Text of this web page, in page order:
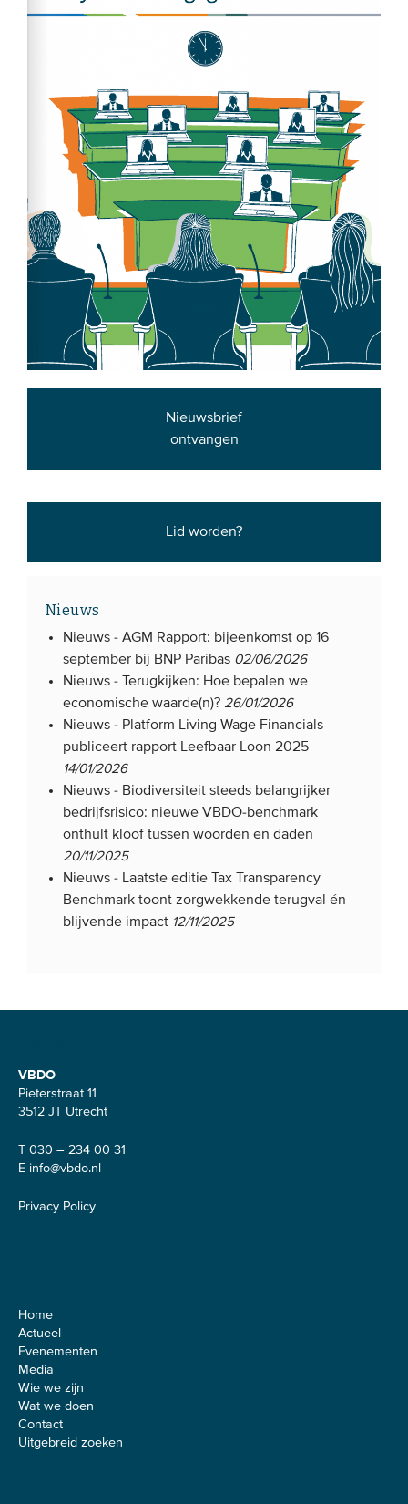
Nieuwsbrief
ontvangen
Lid worden?
Nieuws
Nieuws -AGM Rapport: bijeenkomst op 16
september bij BNP Paribas 02/06/2026
Nieuws -
Terugkijken: Hoe bepalen we
economische waarde(n)? 26/01/2026
Nieuws - Platform Living Wage Financials
publiceert rapport Leefbaar Loon 2025
14/01/2026
Nieuws - Biodiversiteit steeds belangrijker
bedrijfsrisico: nieuwe VBDO-benchmark
onthult kloof tussen woorden en daden
20/11/2025
Nieuws - Laatste editie Tax Transparency
Benchmark toont zorgwekkende terugval én
blijvende impact 12/11/2025
VBDO
Pieterstraat 11
3512 JT Utrecht
T 030 – 234 00 31
E info@vbdo.nl
Privacy Policy
Home
Actueel
Evenementen
Media
Wie we zijn
Wat we doen
Contact
Uitgebreid zoeken